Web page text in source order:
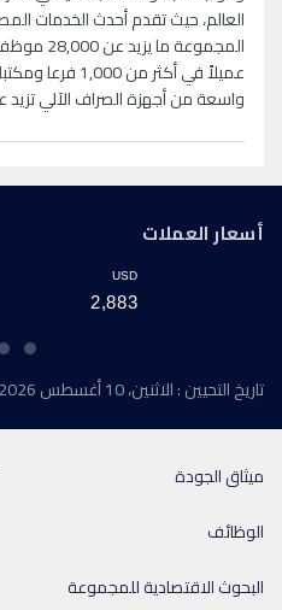
العالم، حيث تقدم أحدث الخدمات
عميلاً في أكثر من
واسعة من أجهزة الصراف الآلي تزيد عن 4,300
أسعار العملات
USD
2,883
تاريخ التحيين : الاثنين، 10 أغسطس 2026
ميثاق الجودة
الوظائف
البحوث الاقتصادية للمجموعة